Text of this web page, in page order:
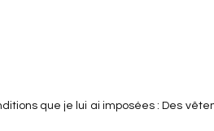
que je lui ai imposées : Des